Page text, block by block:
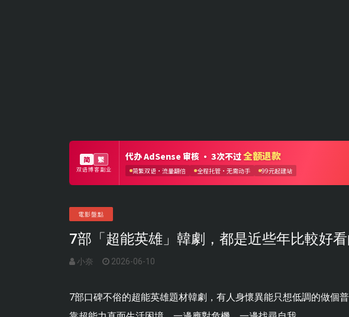
電影盤點
7部「超能英雄」韓劇，都是近些年比較好
小奈 2026-06-10
7部口碑不俗的超能英雄題材韓劇，有人身懷異能只想低調的做個